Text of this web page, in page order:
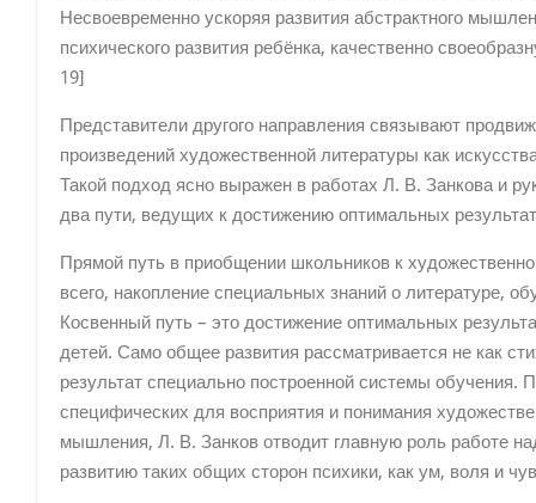
Несвоевременно ускоряя развития абстрактного
психического развития ребёнка, качественно
19]
Представители другого направления связывают
произведений художественной литературы как
Такой подход ясно выражен в работах Л. В. Занкова и
два пути, ведущих к достижению оптимальных
Прямой путь в приобщении школьников к
всего, накопление специальных знаний о литературе,
Косвенный путь – это достижение оптимальных
детей. Само общее развития рассматривается не как
результат специально построенной системы обучения.
специфических для восприятия и понимания
мышления, Л. В. Занков отводит главную роль работе
развитию таких общих сторон психики, как ум, воля и